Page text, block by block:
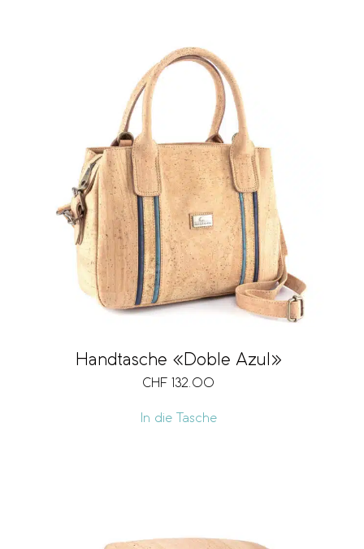
Handtasche «Doble Azul»
CHF 132.00
In die Tasche